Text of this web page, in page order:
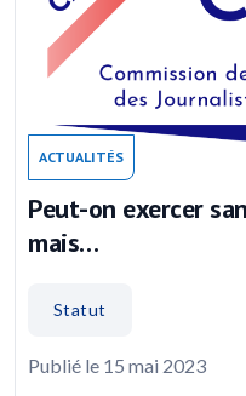
ACTUALITÉS
Peut-on exercer
mais…
Statut
Publié le 15 mai 2023